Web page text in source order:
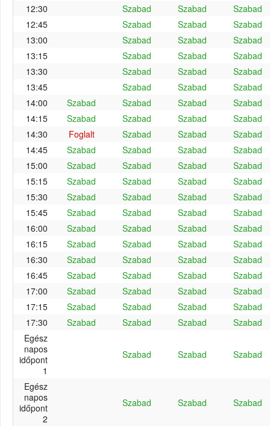
12:30
Szabad Szabad
Szabad
12:45
Szabad Szabad
Szabad
13:00
Szabad Szabad
Szabad
13:15
Szabad Szabad
Szabad
13:30
Szabad Szabad
Szabad
13:45
Szabad Szabad
Szabad
14:00
Szabad Szabad Szabad
Szabad
14:15
Szabad Szabad Szabad
Szabad
14:30
Foglalt Szabad Szabad
Szabad
14:45
Szabad Szabad Szabad
Szabad
15:00
Szabad Szabad Szabad
Szabad
15:15
Szabad Szabad Szabad
Szabad
15:30
Szabad Szabad Szabad
Szabad
15:45
Szabad Szabad Szabad
Szabad
16:00
Szabad Szabad Szabad
Szabad
16:15
Szabad Szabad Szabad
Szabad
16:30
Szabad Szabad Szabad
Szabad
16:45
Szabad Szabad Szabad
Szabad
17:00
Szabad Szabad Szabad
Szabad
17:15
Szabad Szabad Szabad
Szabad
17:30
Szabad Szabad Szabad
Szabad
Egész
napos
időpont
1
Szabad Szabad Szabad
Egész
napos
időpont
2
Szabad Szabad Szabad